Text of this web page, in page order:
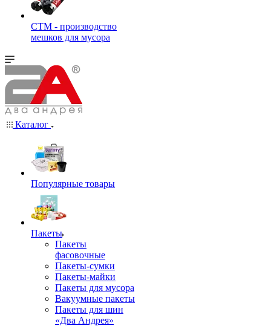
СТМ - производство
мешков для мусора
Каталог
Популярные товары
Пакеты
Пакеты
фасовочные
Пакеты-сумки
Пакеты-майки
Пакеты для мусора
Вакуумные пакеты
Пакеты для шин
«Два Андрея»